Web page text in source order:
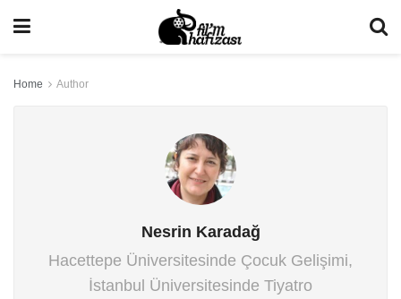
Home Author
Nesrin Karadağ
Hacettepe Üniversitesinde Çocuk Gelişimi,
İstanbul Üniversitesinde Tiyatro